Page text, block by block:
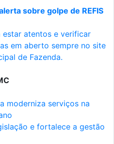
sobre golpe de REFIS
estar atentos e verificar
em aberto sempre no site
de Fazenda.
moderniza serviços na
e fortalece a gestão